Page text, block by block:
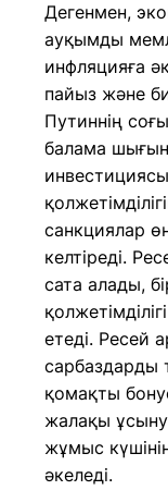
Дегенмен,
ауқымды
инфляцияға
пайыз және
Путиннің
балама
санкциялар
келтіреді.
сата алады,
етеді. Ресей
сарбаздарды
қомақты
жалақы
жұмыс
әкеледі.